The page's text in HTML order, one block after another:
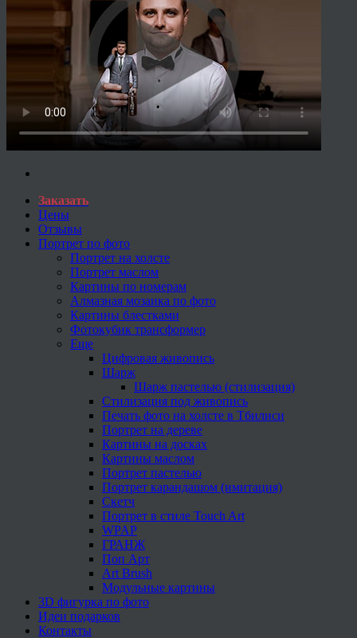
Заказать
Цены
Отзывы
Портрет по фото
Портрет на холсте
Портрет маслом
Картины по номерам
Алмазная мозаика по фото
Картины блестками
Фотокубик трансформер
Еще
Цифровая живопись
Шарж
Шарж пастелью (стилизация)
Стилизация под живопись
Печать фото на холсте в Тбилиси
Портрет на дереве
Картины на досках
Картины маслом
Портрет пастелью
Портрет карандашом (имитация)
Скетч
Портрет в стиле Touch Art
WPAP
ГРАНЖ
Поп Арт
Art Brush
Модульные картины
3D фигурка по фото
Идеи подарков
Контакты